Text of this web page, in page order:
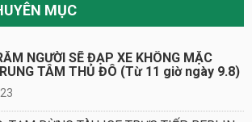
MỤC
NGƯỜI SẼ ĐẠP XE KHÔNG MẶC
TÂM THỦ ĐÔ (Từ 11 giờ ngày 9.8)